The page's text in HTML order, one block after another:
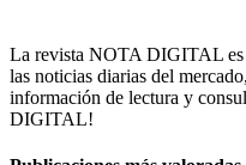
La revista NOTA DIGITAL es
las noticias diarias del
información de lectura y
DIGITAL!